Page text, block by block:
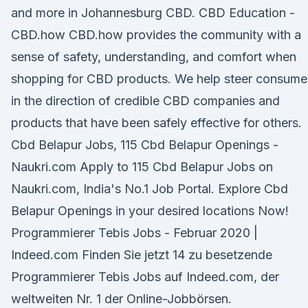
and more in Johannesburg CBD. CBD Education -
CBD.how CBD.how provides the community with a
sense of safety, understanding, and comfort when
shopping for CBD products. We help steer
in the direction of credible CBD companies and
products that have been safely effective for others.
Cbd Belapur Jobs, 115 Cbd Belapur Openings -
Naukri.com Apply to 115 Cbd Belapur Jobs on
Naukri.com, India's No.1 Job Portal. Explore Cbd
Belapur Openings in your desired locations Now!
Programmierer Tebis Jobs - Februar 2020 |
Indeed.com Finden Sie jetzt 14 zu besetzende
Programmierer Tebis Jobs auf Indeed.com, der
weltweiten Nr. 1 der Online-Jobbörsen.